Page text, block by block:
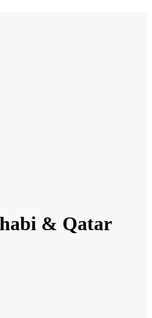
& Qatar